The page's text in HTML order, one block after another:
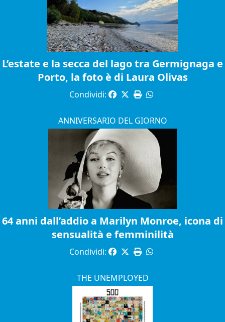
L’estate e la secca del lago tra Germignaga e
Porto, la foto è di Laura Olivas
Condividi:
ANNIVERSARIO DEL GIORNO
64 anni dall’addio a Marilyn Monroe, icona di
sensualità e femminilità
Condividi:
THE UNEMPLOYED